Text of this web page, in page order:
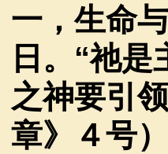
一，生命
日。 “祂是
之神要引
章》４号